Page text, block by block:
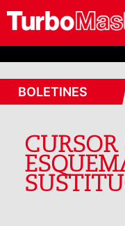
BOLETINES